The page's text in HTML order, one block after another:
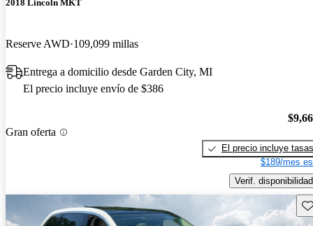
2018 Lincoln MKT
Reserve AWD 109,099 millas
Entrega a domicilio desde Garden City, MI
El precio incluye envío de $386
Gran oferta
El precio incluye tasas
$189/mes
Verif. disponibilidad